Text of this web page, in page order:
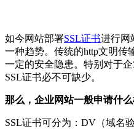
如今网站部署SSL证书进行网
一种趋势。传统的http文明传
一定的安全隐患。特别对于
SSL证书必不可缺少。
那么，企业网站一般申请什
SSL证书可分为：DV（域名